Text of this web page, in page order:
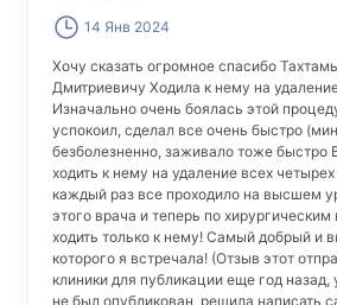
14 Янв 2024
Хочу сказать огромное спасибо
Дмитриевичу Ходила к нему на
Изначально очень боялась этой
успокоил, сделал все очень быстро
безболезненно, заживало тоже быстро
ходить к нему на удаление всех
каждый раз все проходило на высшем
этого врача и теперь по
ходить только к нему! Самый добрый и
которого я встречала! (Отзыв этот
клиники для публикации еще год назад,
не был опубликован, решила написать